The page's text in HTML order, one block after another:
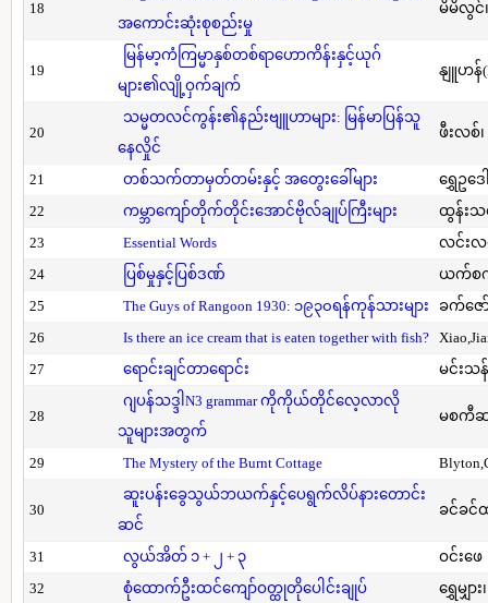
18
အကောင်းဆုံးစုစည်းမှု
မိမိလွင်၊
19
မြန်မာ့ကံကြမ္မာနှစ်တစ်ရာဟောကိန်းနှင့်ယုဂ်
များ၏လျို့ဝှက်ချက်
နျူဟန်
20
သမ္မတလင်ကွန်း၏နည်းဗျူဟာများ: မြန်မာပြန်သူ
နေလှိုင်
ဖီးလစ်
21 တစ်သက်တာမှတ်တမ်းနှင့် အတွေးခေါ်များ
ရွှေဥဒေ
22
ကမ္ဘာကျော်တိုက်တိုင်းအောင်ဗိုလ်ချုပ်ကြီးများ
ထွန်းသ
23
Essential Words
လင်းလ
24
ပြစ်မှုနှင့်ပြစ်ဒဏ်
ယက်စကီ
25
The Guys of Rangoon 1930: ၁၉၃၀ရန်ကုန်သားများ
ခက်ဇေ
26
Is there an ice cream that is eaten together with fish?
27
ရောင်းချင်တာရောင်း မင်းသ
28
ဂျပန်သဒ္ဒါN3 grammar ကိုကိုယ်တိုင်လေ့လာလို
သူများအတွက်
မစကီ
29 The Mystery of the Burnt Cottage
30
ဆူးပန်းခွေသွယ်ဘယက်နှင့်ပေရွက်လိပ်နားတောင်း
ဆင်
ခင်ခင်
31 လွယ်အိတ် ၁ + ၂ + ၃
ဝင်းဖေ
32
စုံထောက်ဦးထင်ကျော်ဝတ္ထုတိုပေါင်းချုပ်
ရွှေမျှား